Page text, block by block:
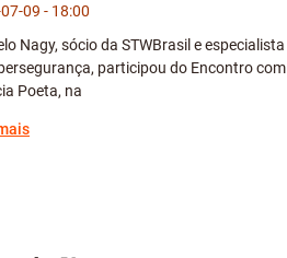
09
18:00
Nagy, sócio da STWBrasil e especialista
participou do Encontro com
Poeta, na